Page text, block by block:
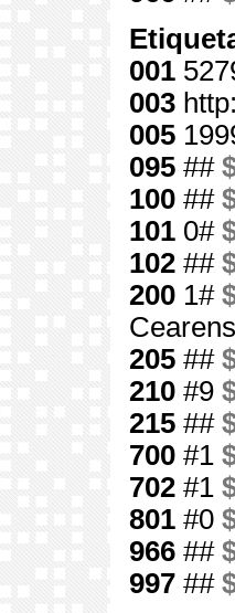
001
003
005
095 ##
100 ##
101 0#
102 ##
200 1#
205 ##
210 #9
215 ##
700 #1
702 #1
801 #0
966 ##
997 ##